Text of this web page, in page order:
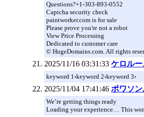
Questions?+1-303-893-0552
Captcha security check
paintworker.com is for sale
Please prove you're not a robot
View Price Processing
Dedicated to customer care
© HugeDomains.com. All rights
2025/11/16 03:31:33 ケロル
keyword 1›keyword 2›keyword 3›
2025/11/04 17:41:46 ポワソ
We’re getting things ready
Loading your experience… This